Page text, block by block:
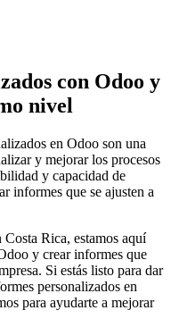
con Odoo y
nivel
en Odoo son una
y mejorar los procesos
y capacidad de
informes que se ajusten a
Rica, estamos aquí
y crear informes que
Si estás listo para dar
personalizados en
para ayudarte a mejorar